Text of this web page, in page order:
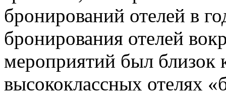
бронирований отелей в
бронирования отелей
мероприятий был
высококлассных отелях